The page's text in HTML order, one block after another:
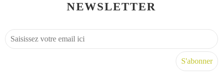
NEWSLETTER